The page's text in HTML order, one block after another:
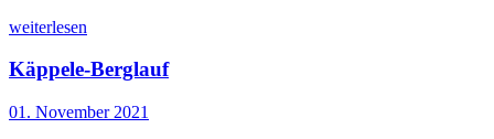
weiterlesen
Käppele-Berglauf
01. November 2021